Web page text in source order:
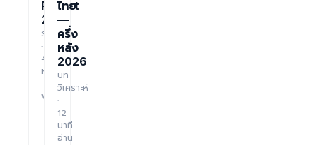
Report
2026
รายงาน
·
48
หน้า
·
ฟรี
ไทย
—
ครึ่ง
หลัง
2026
บท
วิเคราะห์
·
12
นาที
อ่าน